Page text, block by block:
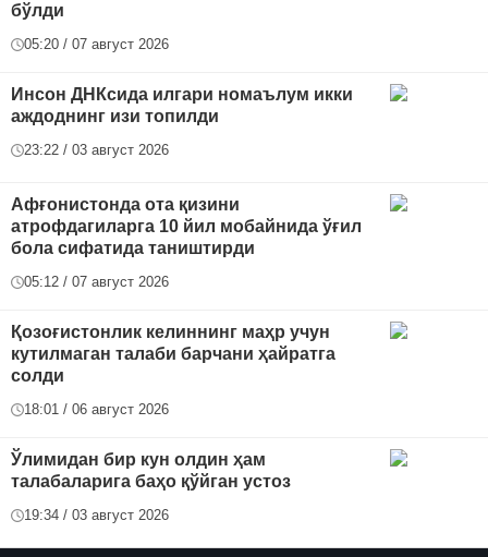
бўлди
05:20 / 07 август 2026
Инсон ДНКсида илгари номаълум икки
аждоднинг изи топилди
23:22 / 03 август 2026
Афғонистонда ота қизини
атрофдагиларга 10 йил мобайнида ўғил
бола сифатида таништирди
05:12 / 07 август 2026
Қозоғистонлик келиннинг маҳр учун
кутилмаган талаби барчани ҳайратга
солди
18:01 / 06 август 2026
Ўлимидан бир кун олдин ҳам
талабаларига баҳо қўйган устоз
19:34 / 03 август 2026